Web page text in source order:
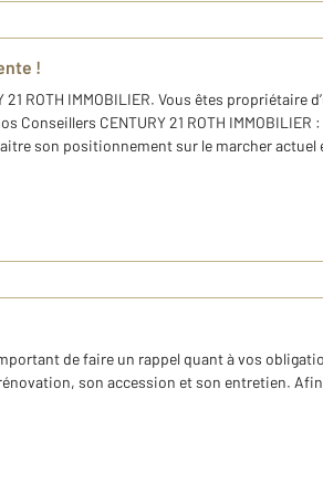
!
ROTH IMMOBILIER. Vous êtes propriétaire
Conseillers CENTURY 21 ROTH
son positionnement sur le marcher
de faire un rappel quant à vos
son accession et son entretien.